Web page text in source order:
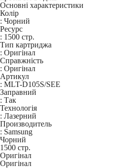
Основні характеристики
Колір
: Чорний
Ресурс
: 1500 стр.
Тип картриджа
: Оригінал
Справжність
: Оригінал
Артикул
: MLT-D105S/SEE
Заправний
: Так
Технологія
: Лазерний
Производитель
: Samsung
Чорний
1500 стр.
Оригінал
Оригінал